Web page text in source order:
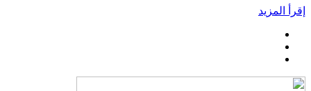
إقرأ المزيد